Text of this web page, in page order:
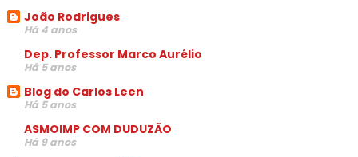
João Rodrigues
Há 4 anos
Dep. Professor Marco Aurélio
Há 5 anos
Blog do Carlos Leen
Há 5 anos
ASMOIMP COM DUDUZÃO
Há 9 anos